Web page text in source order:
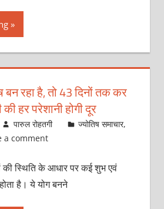
रहा है, तो 43 दिनों तक कर
हर परेशानी होगी दूर
पारुल रोहतगी ज्योतिष समाचार,
a comment
की स्थिति के आधार पर कई शुभ एवं
है। ये योग बनने